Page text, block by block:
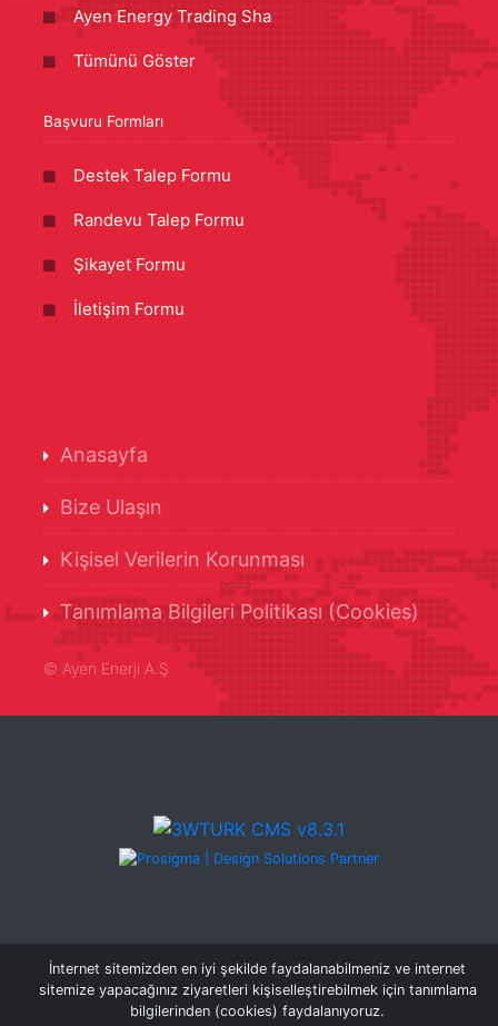
İnternet sitemizden en iyi şekilde faydalanabilmeniz ve internet
sitemize yapacağınız ziyaretleri kişiselleştirebilmek için tanımlama
bilgilerinden (cookies) faydalanıyoruz.
Ayen Energy Trading Sha
Tümünü Göster
Başvuru Formları
Destek Talep Formu
Randevu Talep Formu
Şikayet Formu
İletişim Formu
Anasayfa
Bize Ulaşın
Kişisel Verilerin Korunması
Tanımlama Bilgileri Politikası (Cookies)
© Ayen Enerji A.Ş